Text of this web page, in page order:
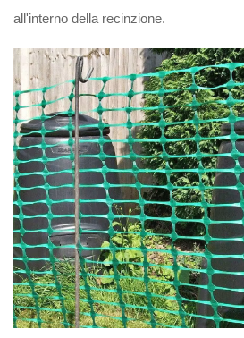
all'interno della recinzione.